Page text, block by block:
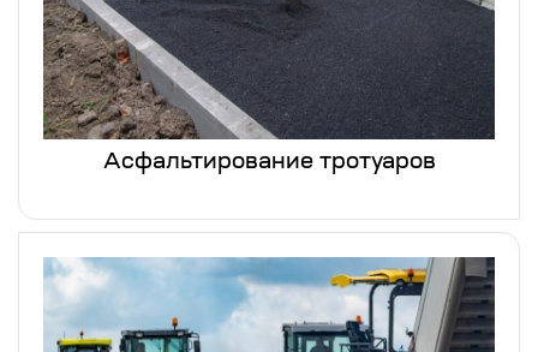
Асфальтирование тротуаров